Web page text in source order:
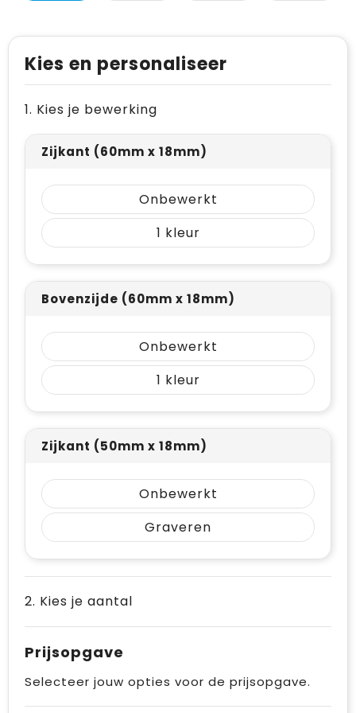
Paraplu's
Persoonlijke verzorging
Reisbenodigdheden
Schrijfwaren
Sleutelhangers en Lanyards
Snoepgoed
Spellen voor binnen en buiten
Sport
Veiligheid, Auto en Fiets
Vrije tijd en Strand
Waterflesjes
Winterse inspiratie
Themapakketten
Reflecterende vesten
Gehoorbescherming
Papieren tassen
Reistassen
Rugzakken
Schoenentassen
Schoudertassen
Sporttassen
Strandtassen
Toilettassen
Waterbestendige tassen
Draagtassen
Golftassen
Trolleys
Goodiebags
Kies en personaliseer
1. Kies je bewerking
Zijkant (60mm x 18mm)
Onbewerkt
1
Bovenzijde (60mm x 18mm)
Onbewerkt
1
Zijkant (50mm x 18mm)
Onbewerkt
Graveren
2. Kies je aantal
Prijsopgave
Selecteer jouw opties voor de prijsopgave.